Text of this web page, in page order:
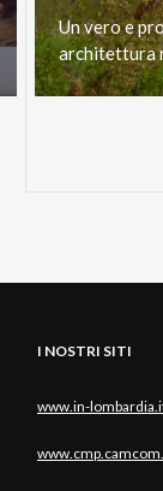
Unveroe
architettura
I NOSTRI SITI
www.in-